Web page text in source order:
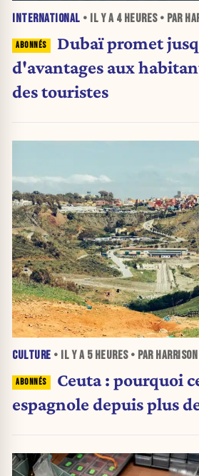
INTERNATIONAL • IL Y A 4 HEURES• PAR
Dubaï promet
d'avantages aux
des touristes
CULTURE • IL Y A 5 HEURES• PAR
Ceuta : pourquoi
espagnole depuis plus